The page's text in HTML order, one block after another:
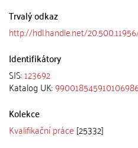
Trvalý odkaz
http://hdl.handle.net/
Identifikátory
SIS:123692
Katalog UK:
Kolekce
Kvalifikační práce [25332]